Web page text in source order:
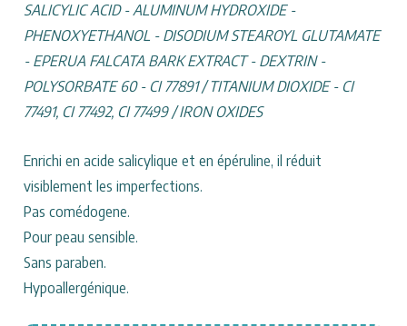
SALICYLIC ACID - ALUMINUM HYDROXIDE -
PHENOXYETHANOL - DISODIUM STEAROYL GLUTAMATE
- EPERUA FALCATA BARK EXTRACT - DEXTRIN -
POLYSORBATE 60 - CI 77891 / TITANIUM DIOXIDE - CI
77491, CI 77492, CI 77499 / IRON OXIDES
Enrichi en acide salicylique et en épéruline, il réduit
visiblement les imperfections.
Pas comédogene.
Pour peau sensible.
Sans paraben.
Hypoallergénique.